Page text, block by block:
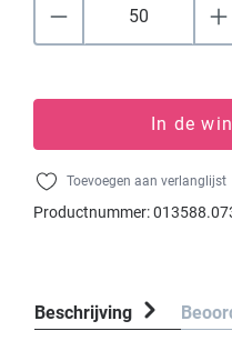
In de
Toevoegen aan verlanglijst
Productnummer:
Beschrijving